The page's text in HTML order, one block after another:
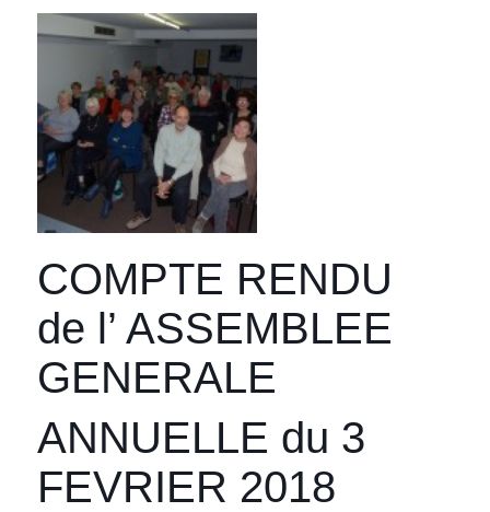
COMPTE RENDU
de l’ ASSEMBLEE
GENERALE
ANNUELLE du 3
FEVRIER 2018